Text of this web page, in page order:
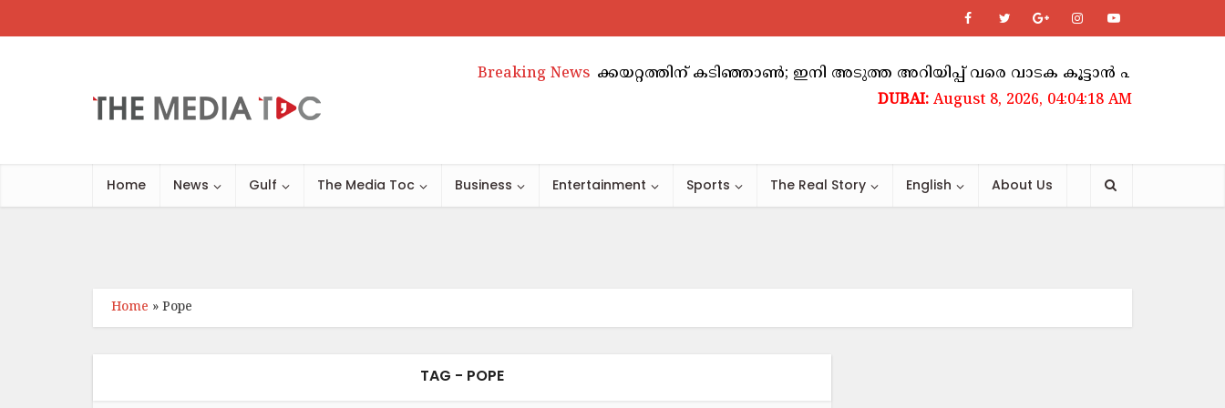
Breaking News
അബുദാബിയിൽ വാടകക്കയറ്റത്തിന് കടിഞ്ഞാൺ; ഇനി അടുത്ത അറിയിപ്പ് വരെ വാടക കൂട്ടാൻ പാടില്ലെന്ന്
August 8, 2026, 04:04:18 AM
Home News Gulf The Media Toc Business Entertainment Sports The Real Story English About Us
Home » Pope
TAG - POPE